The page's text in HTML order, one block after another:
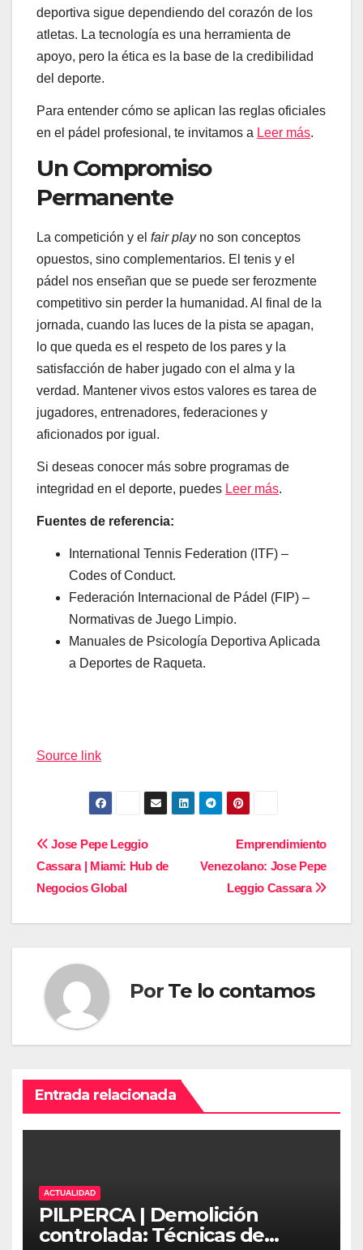
deportiva sigue dependiendo del corazón de los
atletas. La tecnología es una herramienta de
apoyo, pero la ética es la base de la credibilidad
del deporte.
Para entender cómo se aplican las reglas oficiales
en el pádel profesional, te invitamos a Leer más.
Un Compromiso
Permanente
La competición y el fair playno son conceptos
opuestos, sino complementarios. El tenis y el
pádel nos enseñan que se puede ser ferozmente
competitivo sin perder la humanidad. Al final de la
jornada, cuando las luces de la pista se apagan,
lo que queda es el respeto de los pares y la
satisfacción de haber jugado con el alma y la
verdad. Mantener vivos estos valores es tarea de
jugadores, entrenadores, federaciones y
aficionados por igual.
Si deseas conocer más sobre programas de
integridad en el deporte, puedes Leer más.
Fuentes de referencia:
International Tennis Federation (ITF) –
Codes of Conduct.
Federación Internacional de Pádel (FIP) –
Normativas de Juego Limpio.
Manuales de Psicología Deportiva Aplicada
a Deportes de Raqueta.
Source link
Navegación
de
entradas
Emprendimiento
Venezolano: Jose Pepe
Leggio Cassara
Jose Pepe Leggio
Cassara | Miami: Hub de
Negocios Global
Por Te lo contamos
Entrada relacionada
ACTUALIDAD
PILPERCA | Demolición
controlada: Técnicas de